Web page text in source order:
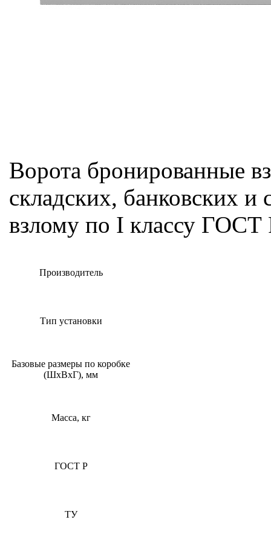
Ворота бронированные
складских, банковских
взлому по I классу
Производитель
Тип установки
Базовые размеры по коробке
(ШхВхГ), мм
Масса, кг
ГОСТ Р
ТУ